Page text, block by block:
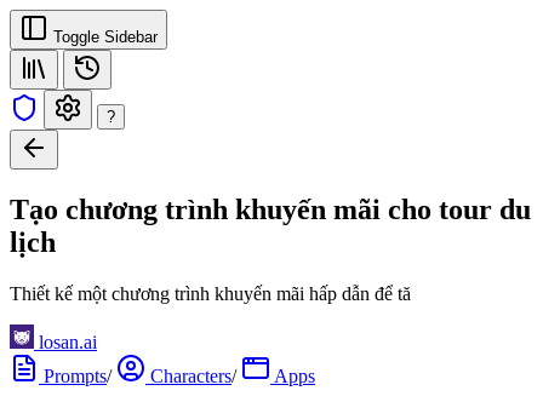
Toggle Sidebar
?
Tạo chương trình khuyến mãi cho tour du
lịch
Thiết kế một chương trình khuyến mãi hấp dẫn để tă
losan.ai
Prompts/ Characters/ Apps